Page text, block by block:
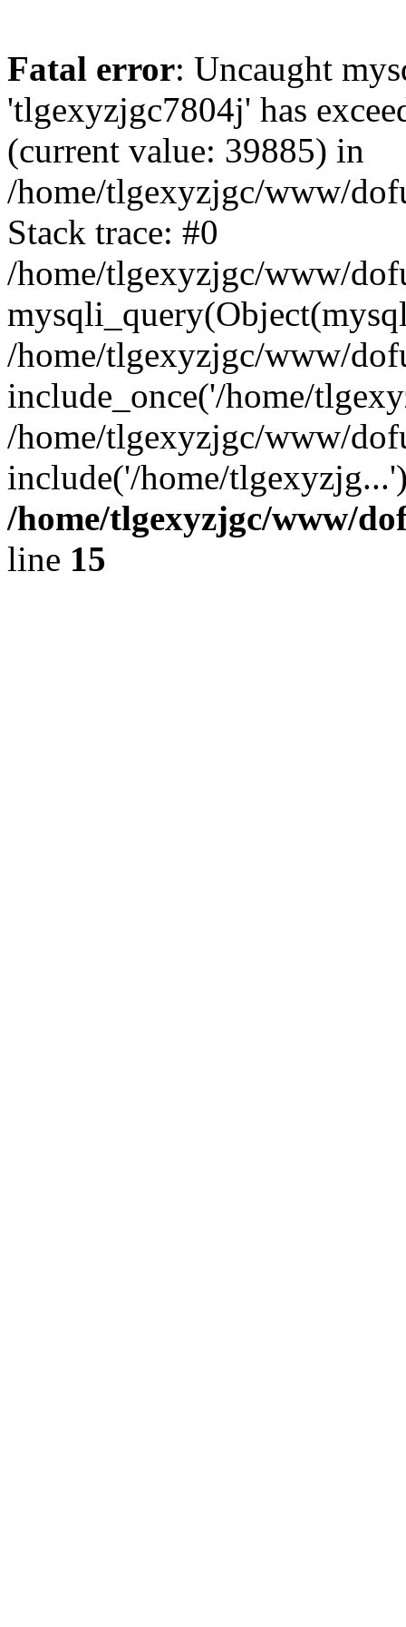
Fatal error: Uncaught
'tlgexyzjgc7804j' has
(current value: 39885) in
/home/tlgexyzjgc/www/
Stack trace: #0
/home/tlgexyzjgc/www/
/home/tlgexyzjgc/www/
include_once('/home/
/home/tlgexyzjgc/www/
include('/home/
/home/tlgexyzjgc/www/
line 15